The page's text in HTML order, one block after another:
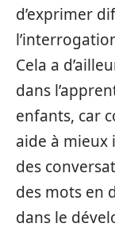
d’exprimer
Cela a
dans
enfants, car
aide à
des
des mots en
dans le